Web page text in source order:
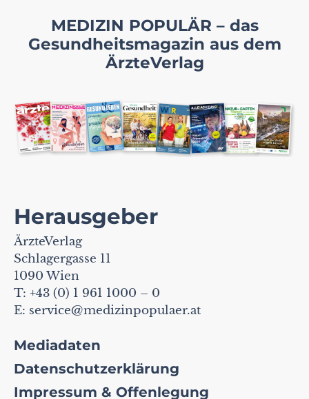
MEDIZIN POPULÄR – das
Gesundheitsmagazin aus dem
ÄrzteVerlag
Herausgeber
ÄrzteVerlag
Schlagergasse 11
1090 Wien
T: +43 (0) 1 961 1000 – 0
E: service@medizinpopulaer.at
Mediadaten
Datenschutzerklärung
Impressum & Offenlegung